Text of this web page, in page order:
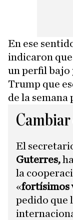
En ese
indicaron
un perfil bajo
Trump que
de la semana
El
Guterres,
la
«fortísimos
pedido que